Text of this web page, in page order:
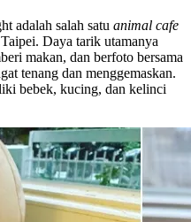
adalah salah satu animal cafe
Daya tarik utamanya
makan, dan berfoto bersama
tenang dan menggemaskan.
bebek, kucing, dan kelinci